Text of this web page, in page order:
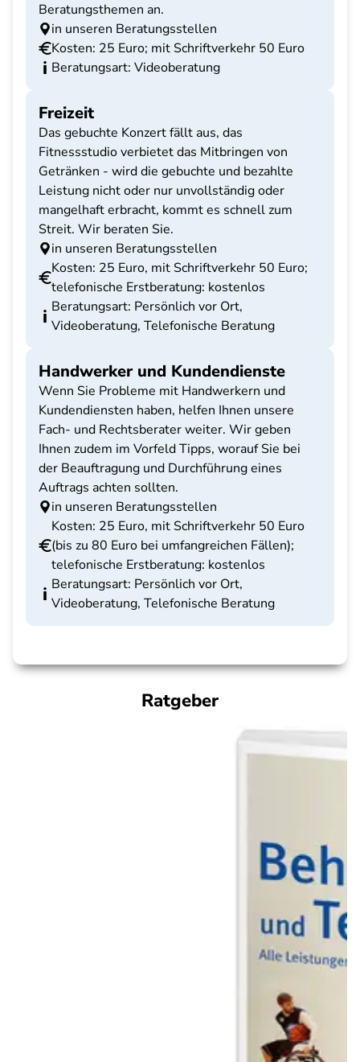
Beratungsthemen an.
in unseren Beratungsstellen
Kosten: 25 Euro; mit Schriftverkehr 50 Euro
Beratungsart: Videoberatung
Freizeit
Das gebuchte Konzert fällt aus, das
Fitnessstudio verbietet das Mitbringen von
Getränken - wird die gebuchte und bezahlte
Leistung nicht oder nur unvollständig oder
mangelhaft erbracht, kommt es schnell zum
Streit. Wir beraten Sie.
in unseren Beratungsstellen
Kosten: 25 Euro, mit Schriftverkehr 50 Euro;
telefonische Erstberatung: kostenlos
Beratungsart: Persönlich vor Ort,
Videoberatung, Telefonische Beratung
Handwerker und Kundendienste
Wenn Sie Probleme mit Handwerkern und
Kundendiensten haben, helfen Ihnen unsere
Fach- und Rechtsberater weiter. Wir geben
Ihnen zudem im Vorfeld Tipps, worauf Sie bei
der Beauftragung und Durchführung eines
Auftrags achten sollten.
in unseren Beratungsstellen
Kosten: 25 Euro, mit Schriftverkehr 50 Euro
(bis zu 80 Euro bei umfangreichen Fällen);
telefonische Erstberatung: kostenlos
Beratungsart: Persönlich vor Ort,
Videoberatung, Telefonische Beratung
Ratgeber